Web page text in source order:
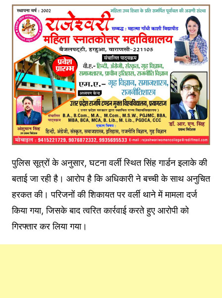
पुलिस सूत्रों के अनुसार, घटना वर्ली स्थित सिंह गार्डन इलाके की
बताई जा रही है। आरोप है कि अधिकारी ने बच्ची के साथ अनुचित
हरकत की। परिजनों की शिकायत पर वर्ली थाने में मामला दर्ज
किया गया, जिसके बाद त्वरित कार्रवाई करते हुए आरोपी को
गिरफ्तार कर लिया गया।